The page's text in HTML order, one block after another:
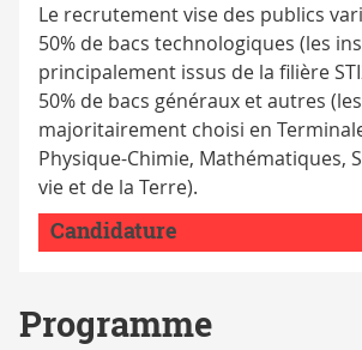
Le recrutement vise des publics
50% de bacs technologiques (les
principalement issus de la filière
50% de bacs généraux et autres
majoritairement choisi en
Physique-Chimie, Mathématiques,
vie et de la Terre).
Candidature
Programme